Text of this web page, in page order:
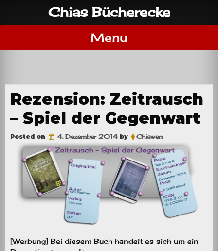
content
Chias Bücherecke
Menu
Rezension: Zeitrausch
– Spiel der Gegenwart
Posted on 4. Dezember 2014by Chiawen
[Werbung] Bei diesem Buch handelt es sich um ein